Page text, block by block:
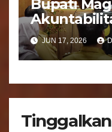
Bupati
Bantuan
JUN 17, 2026